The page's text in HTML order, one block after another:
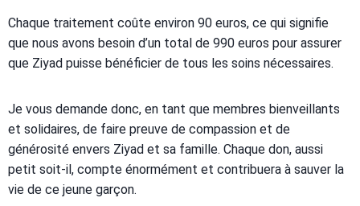
Chaque traitement coûte environ 90 euros, ce qui signifie
que nous avons besoin d’un total de 990 euros pour assurer
que Ziyad puisse bénéficier de tous les soins nécessaires.
Je vous demande donc, en tant que membres bienveillants
et solidaires, de faire preuve de compassion et de
générosité envers Ziyad et sa famille. Chaque don, aussi
petit soit-il, compte énormément et contribuera à sauver la
vie de ce jeune garçon.